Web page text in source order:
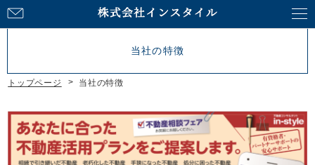
問
わ
当社の特徴
トップページ 当社の特徴